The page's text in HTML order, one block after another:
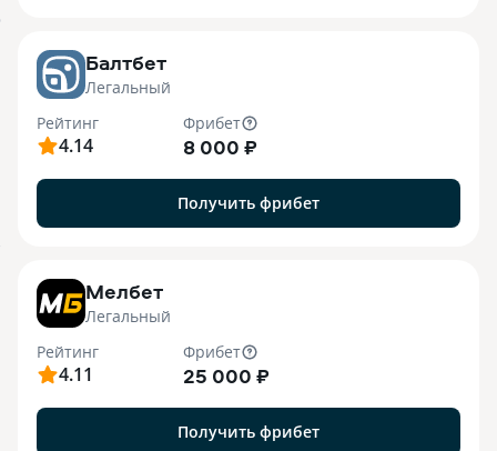
Балтбет
Легальный
Рейтинг
4.14
Фрибет
8 000 ₽
Получить фрибет
Мелбет
Легальный
Рейтинг
4.11
Фрибет
25 000 ₽
Получить фрибет